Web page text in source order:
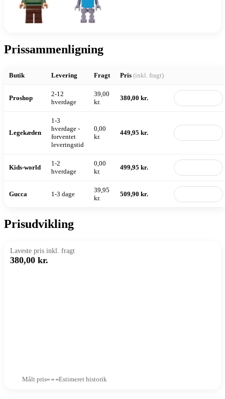
Prissammenligning
Butik Levering Fragt Pris (inkl. fragt)
Proshop
2-12
hverdage
39,00
kr.
380,00 kr.
Legekæden
1-3
hverdage -
forventet
leveringstid
0,00
kr.
449,95 kr.
Kids-world
1-2
hverdage
0,00
kr.
499,95 kr.
Gucca 1-3 dage
39,95
kr.
509,90 kr.
Prisudvikling
Laveste pris inkl. fragt
380,00 kr.
Målt pris Estimeret historik